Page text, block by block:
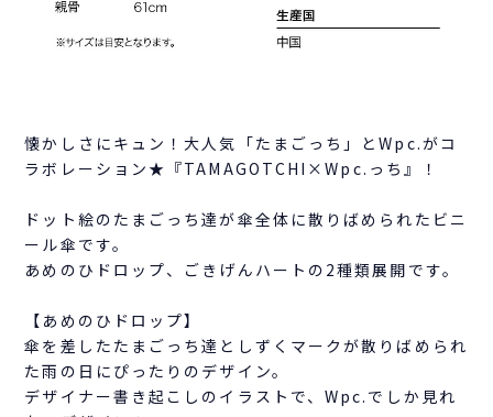
懐かしさにキュン！大人気「たまごっち」とWpc.がコ
ラボレーション★『TAMAGOTCHI×Wpc.っち』！
ドット絵のたまごっち達が傘全体に散りばめられたビニ
ール傘です。
あめのひドロップ、ごきげんハートの2種類展開です。
【あめのひドロップ】
傘を差したたまごっち達としずくマークが散りばめられ
た雨の日にぴったりのデザイン。
デザイナー書き起こしのイラストで、Wpc.でしか見れ